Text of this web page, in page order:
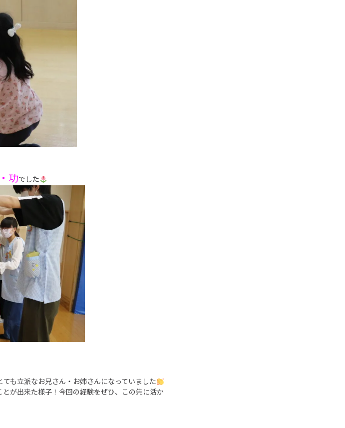
功でした
も立派なお兄さん・お姉さんになっていました
が出来た様子！今回の経験をぜひ、この先に活か